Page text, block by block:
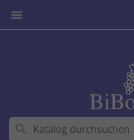

search